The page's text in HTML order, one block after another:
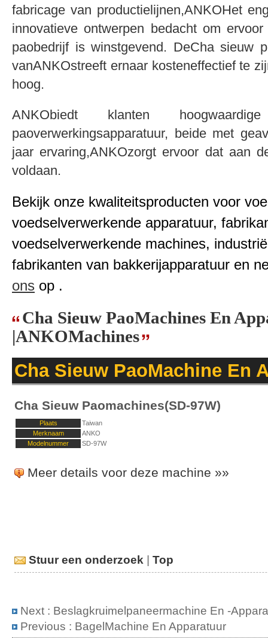
fabricage van productielijnen,ANKOHet
innovatieve ontwerpen bedacht om
paobedrijf is winstgevend. DeCha sieuw
vanANKOstreeft ernaar kosteneffectief te
hoog.
ANKObiedt klanten
paoverwerkingsapparatuur, beide met
jaar ervaring,ANKOzorgt ervoor dat aan
voldaan.
Bekijk onze kwaliteitsproducten voor
voedselverwerkende apparatuur,
voedselverwerkende machines,
fabrikanten van bakkerijapparatuur en
ons op .
Cha Sieuw PaoMachines En
|ANKOMachines
Cha Sieuw PaoMachine En
Cha Sieuw Paomachines(SD-97W)
Plaats
Taiwan
Merknaam
ANKO
Modelnummer
SD-97W
Meer details voor deze machine »»
Stuur een onderzoek | Top
Next : Beslagkruimelpaneermachine En -
Previous : BagelMachine En Apparatuur